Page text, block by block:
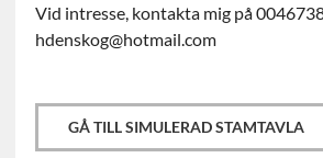
Vid intresse, kontakta mig på
hdenskog@hotmail.com
GÅ TILL SIMULERAD STAMTAVLA